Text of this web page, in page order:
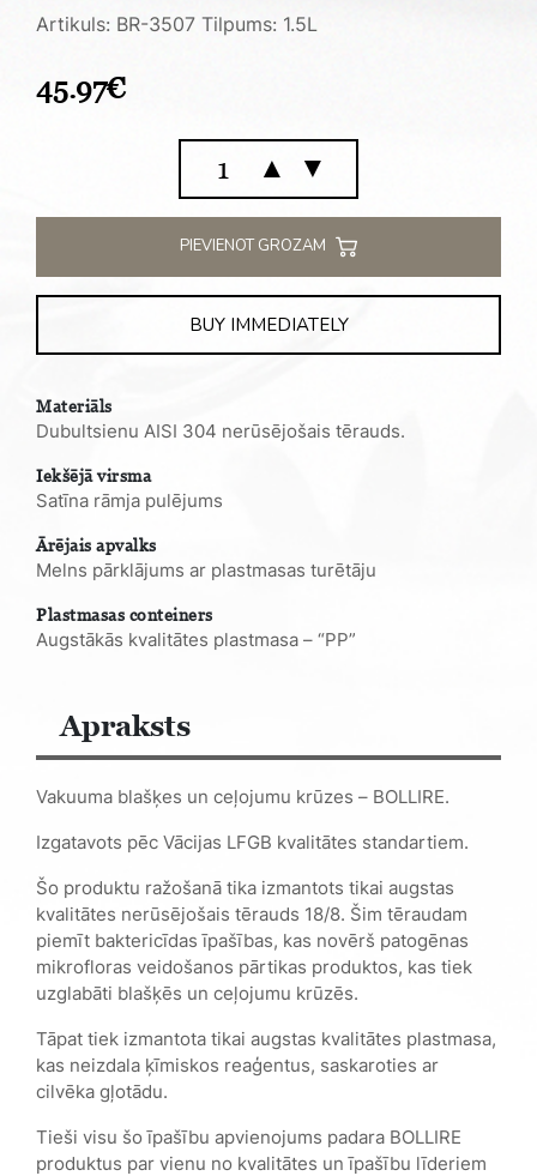
Artikuls: BR-3507 Tilpums: 1.5L
45.97€
Vakuuma
termoss
1.5
L
quantity
▲ ▼
PIEVIENOT GROZAM
BUY IMMEDIATELY
Materiāls
Dubultsienu AISI 304 nerūsējošais tērauds.
Iekšējā virsma
Satīna rāmja pulējums
Ārējais apvalks
Melns pārklājums ar plastmasas turētāju
Plastmasas conteiners
Augstākās kvalitātes plastmasa – “PP”
Apraksts
Vakuuma blašķes un ceļojumu krūzes – BOLLIRE.
Izgatavots pēc Vācijas LFGB kvalitātes standartiem.
Šo produktu ražošanā tika izmantots tikai augstas
kvalitātes nerūsējošais tērauds 18/8. Šim tēraudam
piemīt baktericīdas īpašības, kas novērš patogēnas
mikrofloras veidošanos pārtikas produktos, kas tiek
uzglabāti blašķēs un ceļojumu krūzēs.
Tāpat tiek izmantota tikai augstas kvalitātes plastmasa,
kas neizdala ķīmiskos reaģentus, saskaroties ar
cilvēka gļotādu.
Tieši visu šo īpašību apvienojums padara BOLLIRE
produktus par vienu no kvalitātes un īpašību līderiem